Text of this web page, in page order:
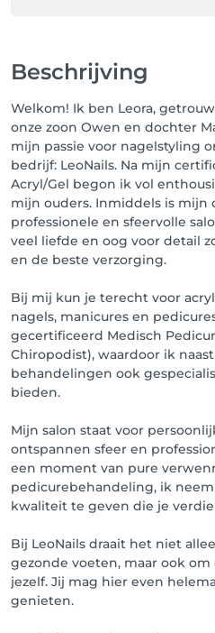
Beschrijving
Welkom! Ik ben Leora,
onze zoon Owen en dochter
mijn passie voor nagelstyling
bedrijf: LeoNails. Na mijn
Acryl/Gel begon ik vol
mijn ouders. Inmiddels is
professionele en sfeervolle
veel liefde en oog voor detail
en de beste verzorging.
Bij mij kun je terecht voor
nagels, manicures en
gecertificeerd Medisch
Chiropodist), waardoor ik
behandelingen ook
bieden.
Mijn salon staat voor
ontspannen sfeer en
een moment van pure
pedicurebehandeling, ik
kwaliteit te geven die je
Bij LeoNails draait het niet
gezonde voeten, maar ook
jezelf. Jij mag hier even
genieten.